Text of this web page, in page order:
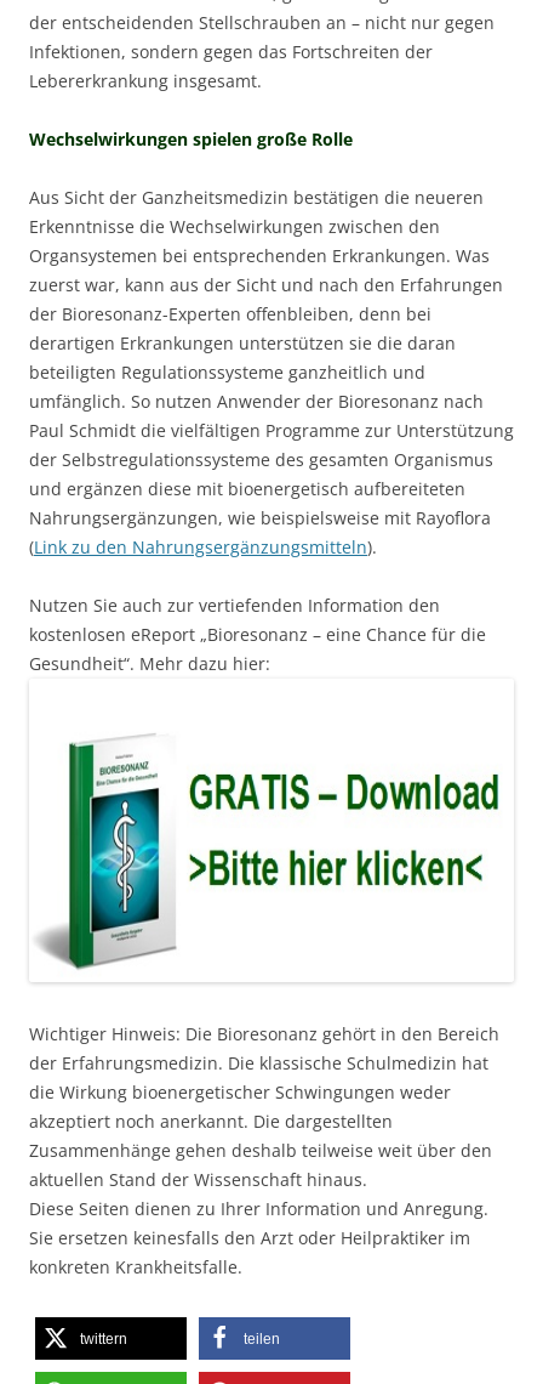
der entscheidenden Stellschrauben an – nicht nur gegen
Infektionen, sondern gegen das Fortschreiten der
Lebererkrankung insgesamt.
Wechselwirkungen spielen große Rolle
Aus Sicht der Ganzheitsmedizin bestätigen die neueren
Erkenntnisse die Wechselwirkungen zwischen den
Organsystemen bei entsprechenden Erkrankungen. Was
zuerst war, kann aus der Sicht und nach den Erfahrungen
der Bioresonanz-Experten offenbleiben, denn bei
derartigen Erkrankungen unterstützen sie die daran
beteiligten Regulationssysteme ganzheitlich und
umfänglich. So nutzen Anwender der Bioresonanz nach
Paul Schmidt die vielfältigen Programme zur Unterstützung
der Selbstregulationssysteme des gesamten Organismus
und ergänzen diese mit bioenergetisch aufbereiteten
Nahrungsergänzungen, wie beispielsweise mit Rayoflora
(Link zu den Nahrungsergänzungsmitteln).
Nutzen Sie auch zur vertiefenden Information den
kostenlosen eReport „Bioresonanz – eine Chance für die
Gesundheit“. Mehr dazu hier:
Wichtiger Hinweis: Die Bioresonanz gehört in den Bereich
der Erfahrungsmedizin. Die klassische Schulmedizin hat
die Wirkung bioenergetischer Schwingungen weder
akzeptiert noch anerkannt. Die dargestellten
Zusammenhänge gehen deshalb teilweise weit über den
aktuellen Stand der Wissenschaft hinaus.
Diese Seiten dienen zu Ihrer Information und Anregung.
Sie ersetzen keinesfalls den Arzt oder Heilpraktiker im
konkreten Krankheitsfalle.
twittern teilen